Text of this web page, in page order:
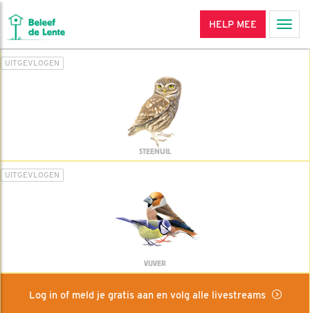
HELP MEE
UITGEVLOGEN
STEENUIL
UITGEVLOGEN
VIJVER
Log in of meld je gratis aan en volg alle livestreams